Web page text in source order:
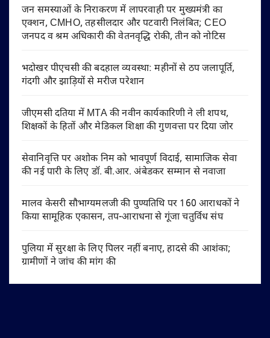
जन समस्याओं के निराकरण में लापरवाही पर मुख्यमंत्री का
एक्शन, CMHO, तहसीलदार और पटवारी निलंबित; CEO
जनपद व श्रम अधिकारी की वेतनवृद्धि रोकी, तीन को नोटिस
भदोखर पीएचसी की बदहाल व्यवस्था: महीनों से ठप जलापूर्ति,
गंदगी और झाड़ियों से मरीज परेशान
जीएमसी दतिया में MTA की नवीन कार्यकारिणी ने ली शपथ,
शिक्षकों के हितों और मेडिकल शिक्षा की गुणवत्ता पर दिया जोर
सेवानिवृत्ति पर अशोक निम को भावपूर्ण विदाई, सामाजिक सेवा
की नई पारी के लिए डॉ. बी.आर. अंबेडकर सम्मान से नवाजा
मालव केसरी सौभाग्यमलजी की पुण्यतिथि पर 160 आराधकों ने
किया सामूहिक एकासन, तप-आराधना से गूंजा चतुर्विध संघ
पुलिया में सुरक्षा के लिए पिलर नहीं बनाए, हादसे की आशंका;
ग्रामीणों ने जांच की मांग की